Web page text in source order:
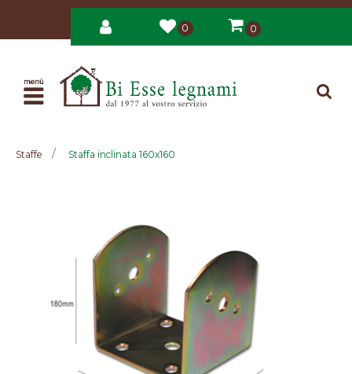
0 0
Open
Staffe Staffa inclinata 160x160